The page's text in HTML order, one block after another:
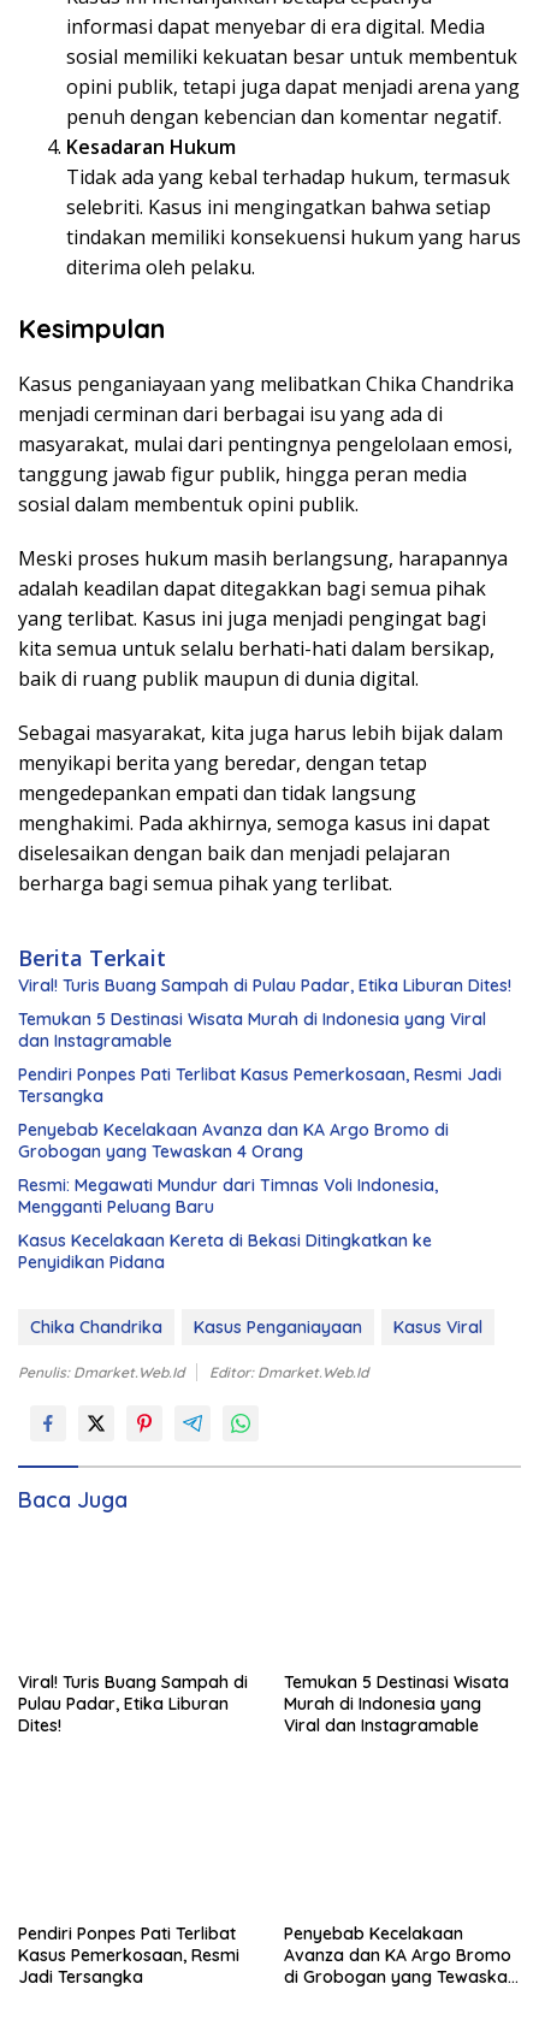
informasi dapat menyebar di era digital. Media
sosial memiliki kekuatan besar untuk membentuk
opini publik, tetapi juga dapat menjadi arena yang
penuh dengan kebencian dan komentar negatif.
Kesadaran Hukum
Tidak ada yang kebal terhadap hukum, termasuk
selebriti. Kasus ini mengingatkan bahwa setiap
tindakan memiliki konsekuensi hukum yang harus
diterima oleh pelaku.
Kesimpulan
Kasus penganiayaan yang melibatkan Chika Chandrika
menjadi cerminan dari berbagai isu yang ada di
masyarakat, mulai dari pentingnya pengelolaan emosi,
tanggung jawab figur publik, hingga peran media
sosial dalam membentuk opini publik.
Meski proses hukum masih berlangsung, harapannya
adalah keadilan dapat ditegakkan bagi semua pihak
yang terlibat. Kasus ini juga menjadi pengingat bagi
kita semua untuk selalu berhati-hati dalam bersikap,
baik di ruang publik maupun di dunia digital.
Sebagai masyarakat, kita juga harus lebih bijak dalam
menyikapi berita yang beredar, dengan tetap
mengedepankan empati dan tidak langsung
menghakimi. Pada akhirnya, semoga kasus ini dapat
diselesaikan dengan baik dan menjadi pelajaran
berharga bagi semua pihak yang terlibat.
Berita Terkait
Viral! Turis Buang Sampah di Pulau Padar, Etika Liburan Dites!
Temukan 5 Destinasi Wisata Murah di Indonesia yang Viral
dan Instagramable
Pendiri Ponpes Pati Terlibat Kasus Pemerkosaan, Resmi Jadi
Tersangka
Penyebab Kecelakaan Avanza dan KA Argo Bromo di
Grobogan yang Tewaskan 4 Orang
Resmi: Megawati Mundur dari Timnas Voli Indonesia,
Mengganti Peluang Baru
Kasus Kecelakaan Kereta di Bekasi Ditingkatkan ke
Penyidikan Pidana
Chika Chandrika Kasus Penganiayaan Kasus Viral
Penulis: Dmarket.web.id Editor: Dmarket.web.id
Baca Juga
Viral! Turis Buang Sampah di
Pulau Padar, Etika Liburan
Dites!
Temukan 5 Destinasi Wisata
Murah di Indonesia yang
Viral dan Instagramable
Pendiri Ponpes Pati Terlibat
Kasus Pemerkosaan, Resmi
Jadi Tersangka
Penyebab Kecelakaan
Avanza dan KA Argo Bromo
di Grobogan yang Tewaskan